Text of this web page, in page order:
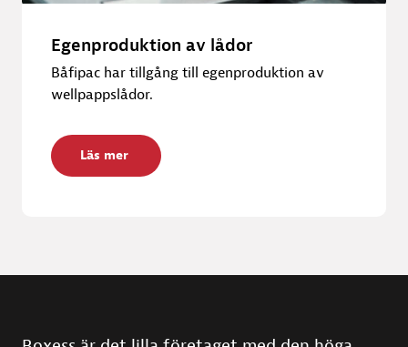
Egenproduktion av lådor
Båfipac har tillgång till egenproduktion av
wellpappslådor.
Läs mer